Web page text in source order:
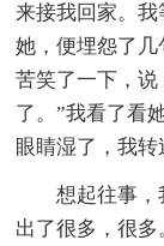
来接我回家。我
她，便埋怨了
苦笑了一下，
了。”我看了看
眼睛湿了，我转
想起往事
出了很多，很